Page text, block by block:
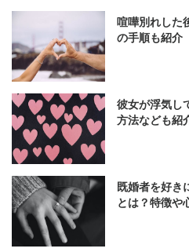
喧嘩別れした
の手順も紹介
彼女が浮気し
方法なども紹
既婚者を好き
とは？特徴や